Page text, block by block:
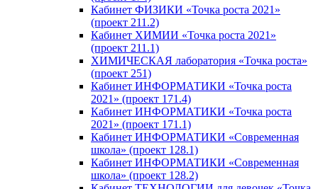
Кабинет ФИЗИКИ «Точка роста 2021»
(проект 211.2)
Кабинет ХИМИИ «Точка роста 2021»
(проект 211.1)
ХИМИЧЕСКАЯ лаборатория «Точка роста»
(проект 251)
Кабинет ИНФОРМАТИКИ «Точка роста
2021» (проект 171.4)
Кабинет ИНФОРМАТИКИ «Точка роста
2021» (проект 171.1)
Кабинет ИНФОРМАТИКИ «Современная
школа» (проект 128.1)
Кабинет ИНФОРМАТИКИ «Современная
школа» (проект 128.2)